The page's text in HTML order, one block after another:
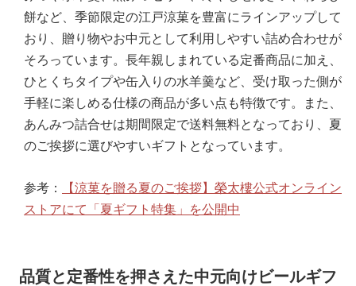
餅など、季節限定の江戸涼菓を豊富にラインアップして
おり、贈り物やお中元として利用しやすい詰め合わせが
そろっています。長年親しまれている定番商品に加え、
ひとくちタイプや缶入りの水羊羹など、受け取った側が
手軽に楽しめる仕様の商品が多い点も特徴です。また、
あんみつ詰合せは期間限定で送料無料となっており、夏
のご挨拶に選びやすいギフトとなっています。
参考：
【涼菓を贈る夏のご挨拶】榮太樓公式オンライン
ストアにて「夏ギフト特集」を公開中
品質と定番性を押さえた中元向けビールギフ